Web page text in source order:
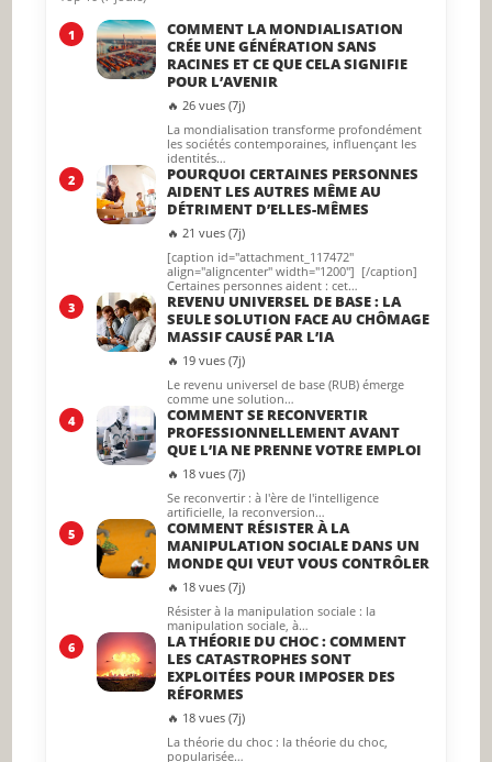
1
COMMENT LA MONDIALISATION
CRÉE UNE GÉNÉRATION SANS
RACINES ET CE QUE CELA SIGNIFIE
POUR L’AVENIR
🔥 26 vues (7j)
La mondialisation transforme profondément
les sociétés contemporaines, influençant les
identités…
2
POURQUOI CERTAINES PERSONNES
AIDENT LES AUTRES MÊME AU
DÉTRIMENT D’ELLES-MÊMES
🔥 21 vues (7j)
[caption id="attachment_117472"
align="aligncenter" width="1200"] [/caption]
Certaines personnes aident : cet…
3
REVENU UNIVERSEL DE BASE : LA
SEULE SOLUTION FACE AU CHÔMAGE
MASSIF CAUSÉ PAR L’IA
🔥 19 vues (7j)
Le revenu universel de base (RUB) émerge
comme une solution…
4
COMMENT SE RECONVERTIR
PROFESSIONNELLEMENT AVANT
QUE L’IA NE PRENNE VOTRE EMPLOI
🔥 18 vues (7j)
Se reconvertir : à l'ère de l'intelligence
artificielle, la reconversion…
5
COMMENT RÉSISTER À LA
MANIPULATION SOCIALE DANS UN
MONDE QUI VEUT VOUS CONTRÔLER
🔥 18 vues (7j)
Résister à la manipulation sociale : la
manipulation sociale, à…
6
LA THÉORIE DU CHOC : COMMENT
LES CATASTROPHES SONT
EXPLOITÉES POUR IMPOSER DES
RÉFORMES
🔥 18 vues (7j)
La théorie du choc : la théorie du choc,
popularisée…